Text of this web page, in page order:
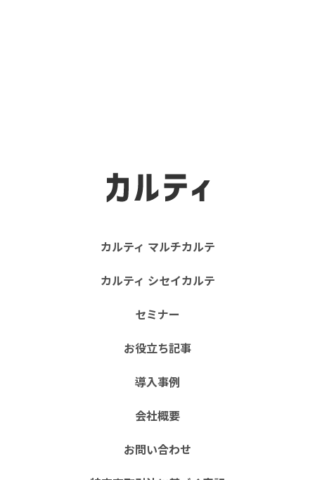
カルティ マルチカルテ
カルティ シセイカルテ
セミナー
お役立ち記事
導入事例
会社概要
お問い合わせ